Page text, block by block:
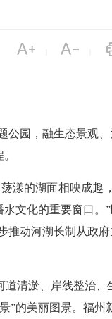
园，融生态景观
的湖面相映成趣
文化的重要窗口。
动河湖长制从政
淤、岸线整治、
”的美丽图景。福州